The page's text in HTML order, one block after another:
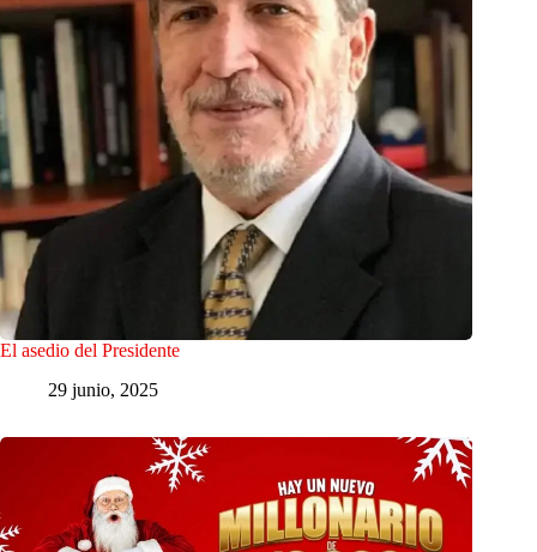
El asedio del Presidente
29 junio, 2025